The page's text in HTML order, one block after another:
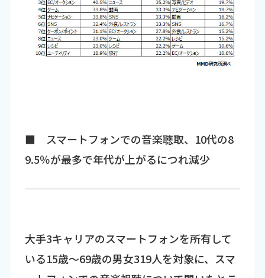
■ スマートフォンでの音楽聴取、10代の8
9.5％が最多で年代が上がるにつれ減少
大手3キャリアのスマートフォンを所有して
いる15歳～69歳の男女319人を対象に、スマ